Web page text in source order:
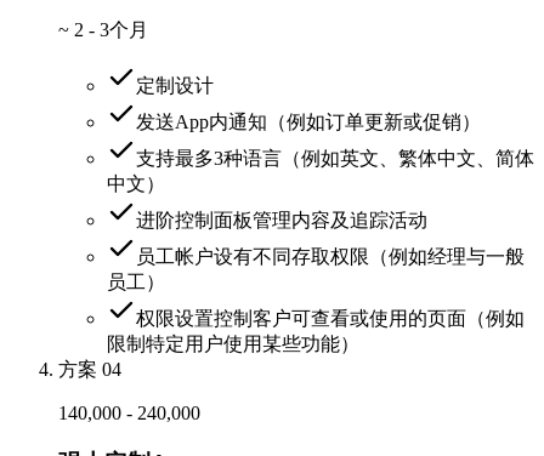
~ 2 - 3个月
定制设计
发送App内通知（例如订单更新或促销）
支持最多3种语言（例如英文、繁体中文、简体
中文）
进阶控制面板管理内容及追踪活动
员工帐户设有不同存取权限（例如经理与一般
员工）
权限设置控制客户可查看或使用的页面（例如
限制特定用户使用某些功能）
方案 04
140,000 - 240,000